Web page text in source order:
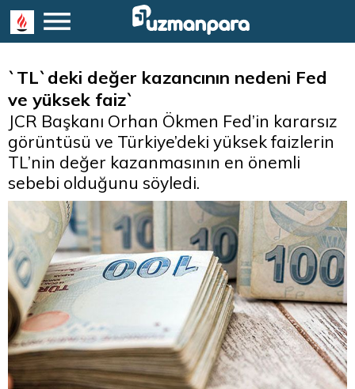
`TL`deki değer kazancının nedeni Fed
ve yüksek faiz`
JCR Başkanı Orhan Ökmen Fed’in kararsız
görüntüsü ve Türkiye’deki yüksek faizlerin
TL’nin değer kazanmasının en önemli
sebebi olduğunu söyledi.